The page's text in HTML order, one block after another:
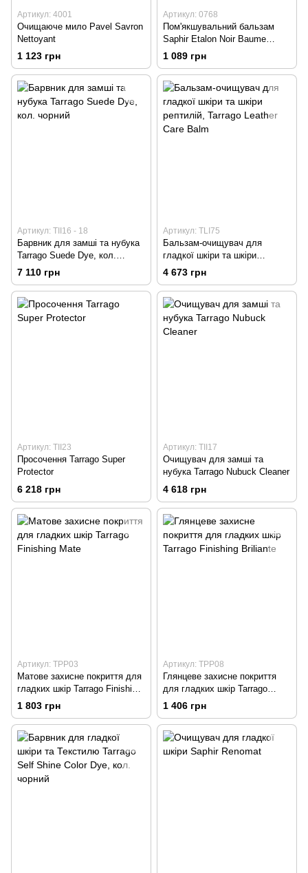
Артикул: 4001
Очищаюче мило Pavel Savron
Nettoyant
1 123 грн
Артикул: 0768
Пом'якшувальний бальзам
Saphir Etalon Noir Baume
Corps
1 089 грн
Артикул: TII16 - 18
Барвник для замші та нубука
Tarrago Suede Dye, кол.
чорний
7 110 грн
Артикул: TLI75
Бальзам-очищувач для
гладкої шкіри та шкіри
рептилій, Tarrago Leather Care
4 673 грн
Артикул: TII23
Просочення Tarrago Super
Protector
6 218 грн
Артикул: TII17
Очищувач для замші та
нубука Tarrago Nubuck Cleaner
4 618 грн
Артикул: TPP03
Матове захисне покриття для
гладких шкір Tarrago Finishing
Mate
1 803 грн
Артикул: TPP08
Глянцеве захисне покриття
для гладких шкір Tarrago
Finishing Briliante
1 406 грн